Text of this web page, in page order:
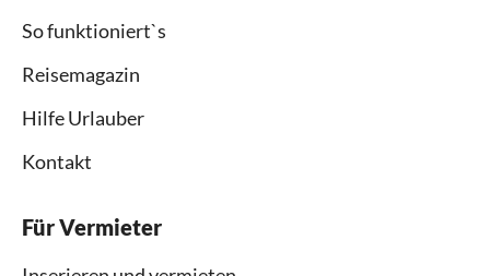
So funktioniert`s
Reisemagazin
Hilfe Urlauber
Kontakt
Für Vermieter